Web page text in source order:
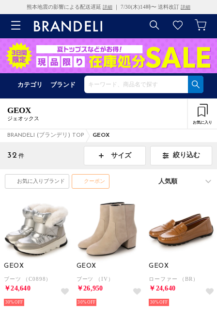
熊本地震の影響による配送遅延 詳細 ｜ 7/30(木)14時〜 送料改訂 詳細
カテゴリ ブランド
GEOX
ジェオックス
お気に入り
BRANDELI (ブランデリ) TOP GEOX
32 件 サイズ 絞り込む
お気に入りブランド クーポン
GEOX
ブーツ （C0898）
￥24,640
30%
GEOX
ブーツ （IV）
￥26,950
30%
GEOX
ローファー （BR）
￥24,640
30%